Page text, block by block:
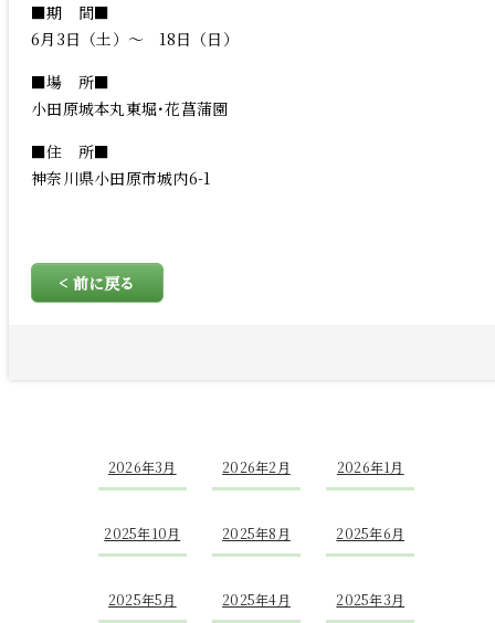
■期 間■
6月3日（土）～ 18日（日）
■場 所■
小田原城本丸東堀･花菖蒲園
■住 所■
神奈川県小田原市城内6-1
< 前に戻る
2026年3月 2026年2月 2026年1月
2025年10月 2025年8月 2025年6月
2025年5月 2025年4月 2025年3月